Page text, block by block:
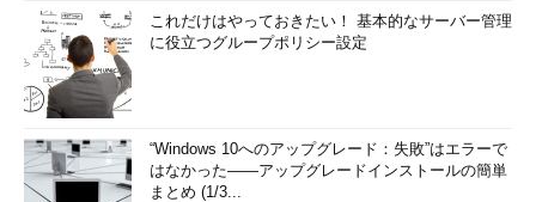
これだけはやっておきたい！ 基本的なサーバー管理
に役立つグループポリシー設定
“Windows 10へのアップグレード：失敗”はエラーで
はなかった――アップグレードインストールの簡単
まとめ (1/3...